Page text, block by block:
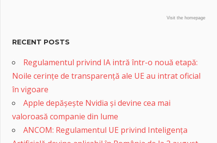
Visit the homepage
RECENT POSTS
Regulamentul privind IA intră într-o nouă etapă:
Noile cerințe de transparență ale UE au intrat oficial
în vigoare
Apple depășește Nvidia și devine cea mai
valoroasă companie din lume
ANCOM: Regulamentul UE privind Inteligența